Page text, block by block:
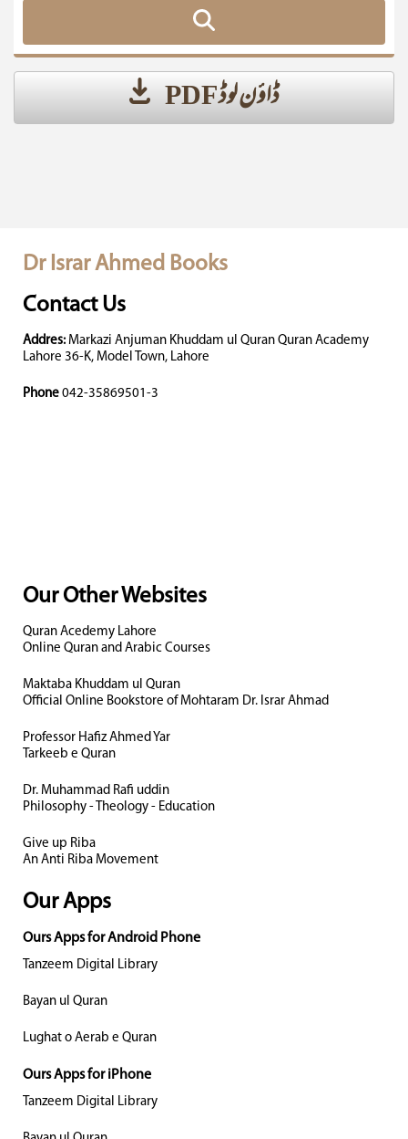
ڈاؤن لوڈ PDF
Dr Israr Ahmed Books
Contact Us
Addres: Markazi Anjuman Khuddam ul Quran Quran Academy
Lahore 36-K, Model Town, Lahore
Phone 042-35869501-3
Our Other Websites
Quran Acedemy Lahore
Online Quran and Arabic Courses
Maktaba Khuddam ul Quran
Official Online Bookstore of Mohtaram Dr. Israr Ahmad
Professor Hafiz Ahmed Yar
Tarkeeb e Quran
Dr. Muhammad Rafi uddin
Philosophy - Theology - Education
Give up Riba
An Anti Riba Movement
Our Apps
Ours Apps for Android Phone
Tanzeem Digital Library
Bayan ul Quran
Lughat o Aerab e Quran
Ours Apps for iPhone
Tanzeem Digital Library